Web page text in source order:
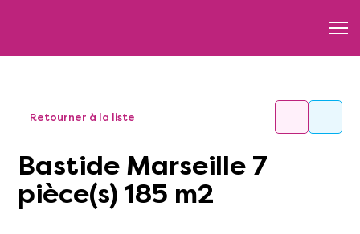
Retourner à la liste
Bastide Marseille 7
pièce(s) 185 m2